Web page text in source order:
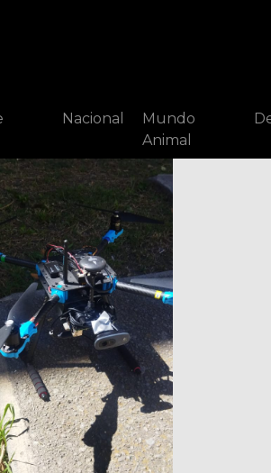
Nacional
Mundo
Animal